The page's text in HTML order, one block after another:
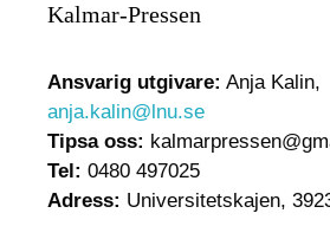
Kalmar-Pressen
Ansvarig utgivare: Anja Kalin,
anja.kalin@lnu.se
Tipsa oss:
Tel: 0480 497025
Adress: Universitetskajen,